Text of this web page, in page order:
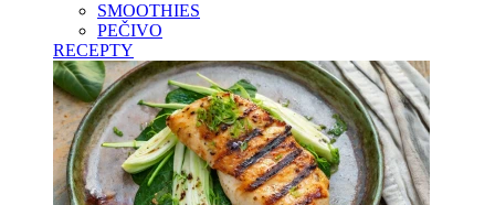
SMOOTHIES
PEČIVO
RECEPTY